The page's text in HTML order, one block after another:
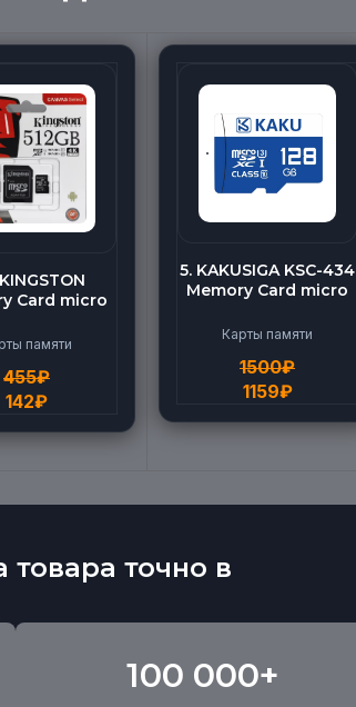
Card micro
памяти
455₽
142₽
5. KAKUSIGA KSC-434
Memory Card micro
Speed (128G)
Карты памяти
1500₽
1159₽
точно в
100 000+